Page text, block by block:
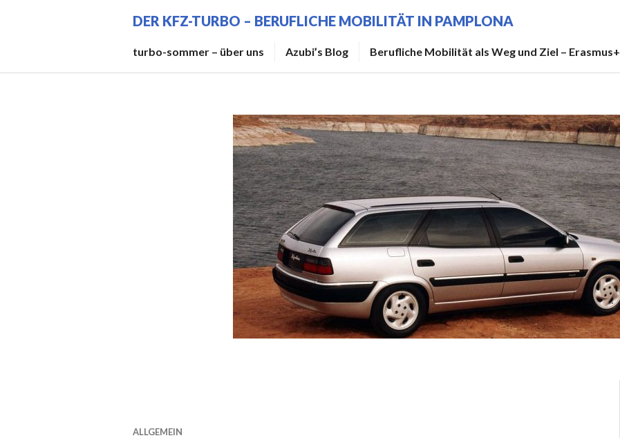
DER KFZ-TURBO – BERUFLICHE MOBILITÄT IN PAMPLONA
turbo-sommer – über uns Azubi’s Blog Berufliche Mobilität als Weg und Ziel – Erasmus+
ALLGEMEIN